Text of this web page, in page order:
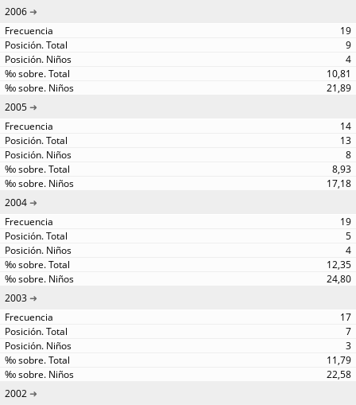
2006
19
9
4
10,81
21,89
2005
14
13
8
8,93
17,18
2004
19
5
4
12,35
24,80
2003
17
7
3
11,79
22,58
2002